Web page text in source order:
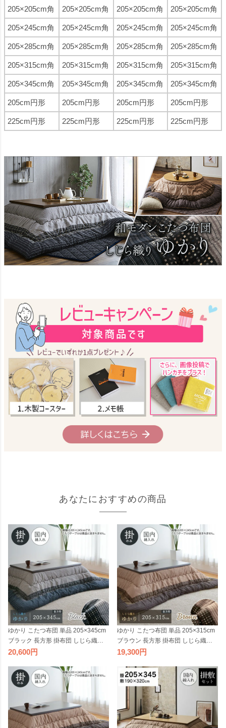
205×205cm角 205×205cm角 205×205cm角 205×205cm角
205×245cm角 205×245cm角 205×245cm角 205×245cm角
205×285cm角 205×285cm角 205×285cm角 205×285cm角
205×315cm角 205×315cm角 205×315cm角 205×315cm角
205×345cm角 205×345cm角 205×345cm角 205×345cm角
205cm円形 205cm円形 205cm円形 205cm円形
225cm円形 225cm円形 225cm円形 225cm円形
あなたにおすすめの商品
ゆかり こたつ布団 単品 205×345cm
ブラック 長方形 掛布団 しじら織り
日本製 和風 和モダン シック 角 大判
20,600
ゆかり こたつ布団 単品 205×315cm
ブラウン 長方形 掛布団 しじら織り
日本製 和風 和モダン シック 角 大判
19,300